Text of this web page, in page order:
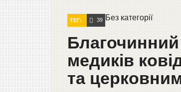
Без категорії
ТЕГ: 39
медиків
та